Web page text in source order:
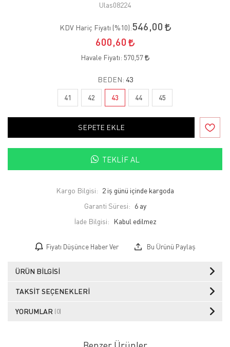
Ulas08224
KDV Hariç Fiyatı (%10):546,00
600,60
Havale Fiyatı: 570,57
BEDEN: 43
41 42 43 44 45
SEPETE EKLE
TEKLIF AL
Kargo Bilgisi: 2 iş günü içinde kargoda
Garanti Süresi: 6 ay
İade Bilgisi:
Fiyatı Düşünce Haber Ver Bu Ürünü Paylaş
ÜRÜN BILGISI
TAKSIT SEÇENEKLERI
YORUMLAR (0)